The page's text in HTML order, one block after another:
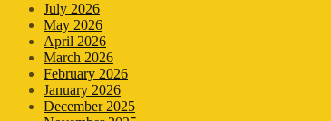
July 2026
May 2026
April 2026
March 2026
February 2026
January 2026
December 2025